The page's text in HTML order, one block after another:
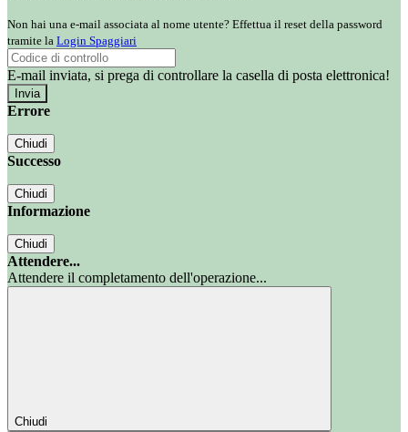
Non hai una e-mail associata al nome utente? Effettua il reset della password
tramite la Login Spaggiari
E-mail inviata, si prega di controllare la casella di posta elettronica!
Errore
Chiudi
Successo
Chiudi
Informazione
Chiudi
Attendere...
Attendere il completamento dell'operazione...
Chiudi